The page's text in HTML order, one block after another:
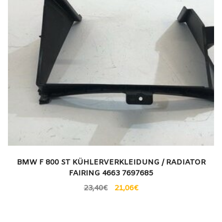
BMW F 800 ST KÜHLERVERKLEIDUNG / RADIATOR
FAIRING 4663 7697685
23,40€ 21,06€